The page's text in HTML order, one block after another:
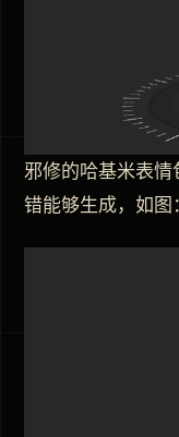
邪修的哈基米表
错能够生成，如图：